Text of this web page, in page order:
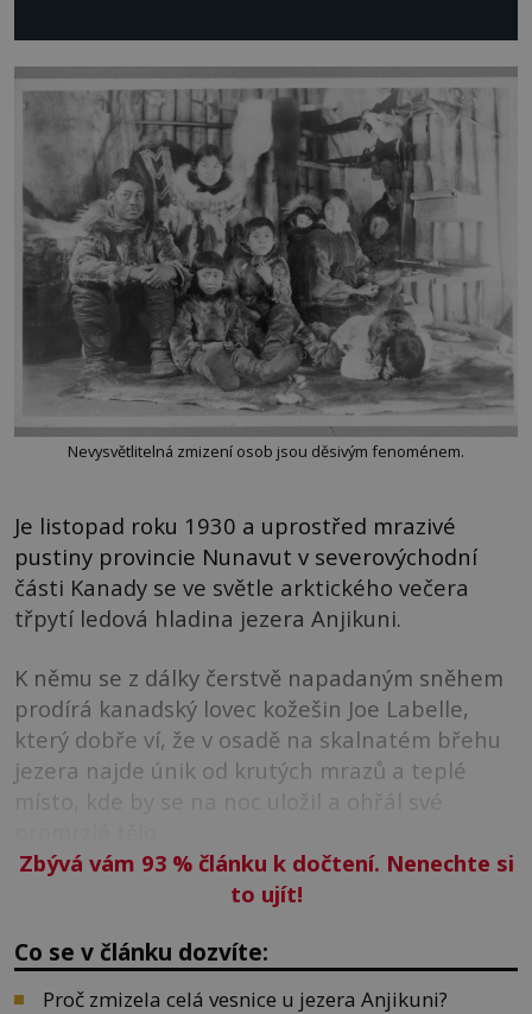
Nevysvětlitelná zmizení osob jsou děsivým fenoménem.
Je listopad roku 1930 a uprostřed mrazivé
pustiny provincie Nunavut v severovýchodní
části Kanady se ve světle arktického večera
třpytí ledová hladina jezera Anjikuni.
K němu se z dálky čerstvě napadaným sněhem
prodírá kanadský lovec kožešin Joe Labelle,
který dobře ví, že v osadě na skalnatém břehu
jezera najde únik od krutých mrazů a teplé
místo, kde by se na noc uložil a ohřál své
Zbývá vám 93 %článku k dočtení. Nenechte si
to ujít!
Co se v článku dozvíte:
Proč zmizela celá vesnice u jezera Anjikuni?